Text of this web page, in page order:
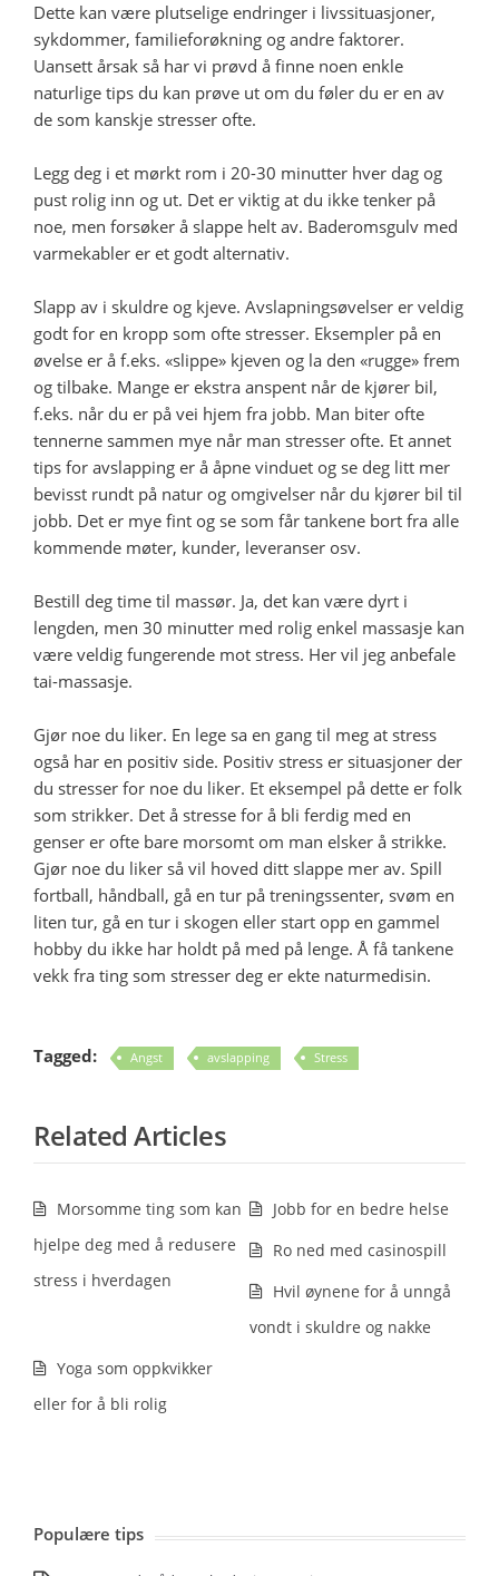
Dette kan være plutselige endringer i livssituasjoner,
sykdommer, familieforøkning og andre faktorer.
Uansett årsak så har vi prøvd å finne noen enkle
naturlige tips du kan prøve ut om du føler du er en av
de som kanskje stresser ofte.
Legg deg i et mørkt rom i 20-30 minutter hver dag og
pust rolig inn og ut. Det er viktig at du ikke tenker på
noe, men forsøker å slappe helt av. Baderomsgulv med
varmekabler er et godt alternativ.
Slapp av i skuldre og kjeve. Avslapningsøvelser er veldig
godt for en kropp som ofte stresser. Eksempler på en
øvelse er å f.eks. «slippe» kjeven og la den «rugge» frem
og tilbake. Mange er ekstra anspent når de kjører bil,
f.eks. når du er på vei hjem fra jobb. Man biter ofte
tennerne sammen mye når man stresser ofte. Et annet
tips for avslapping er å åpne vinduet og se deg litt mer
bevisst rundt på natur og omgivelser når du kjører bil til
jobb. Det er mye fint og se som får tankene bort fra alle
kommende møter, kunder, leveranser osv.
Bestill deg time til massør. Ja, det kan være dyrt i
lengden, men 30 minutter med rolig enkel massasje kan
være veldig fungerende mot stress. Her vil jeg anbefale
tai-massasje.
Gjør noe du liker. En lege sa en gang til meg at stress
også har en positiv side. Positiv stress er situasjoner der
du stresser for noe du liker. Et eksempel på dette er folk
som strikker. Det å stresse for å bli ferdig med en
genser er ofte bare morsomt om man elsker å strikke.
Gjør noe du liker så vil hoved ditt slappe mer av. Spill
fortball, håndball, gå en tur på treningssenter, svøm en
liten tur, gå en tur i skogen eller start opp en gammel
hobby du ikke har holdt på med på lenge. Å få tankene
vekk fra ting som stresser deg er ekte naturmedisin.
Tagged: Angst avslapping Stress
Related Articles
Morsomme ting som kan
hjelpe deg med å redusere
stress i hverdagen
Jobb for en bedre helse
Ro ned med casinospill
Hvil øynene for å unngå
vondt i skuldre og nakke
Yoga som oppkvikker
eller for å bli rolig
Populære tips